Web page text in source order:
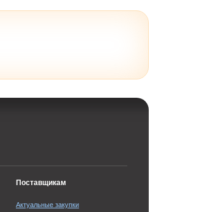
Поставщикам
Актуальные закупки